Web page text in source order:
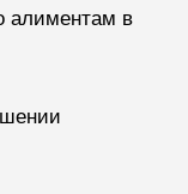
алиментам в